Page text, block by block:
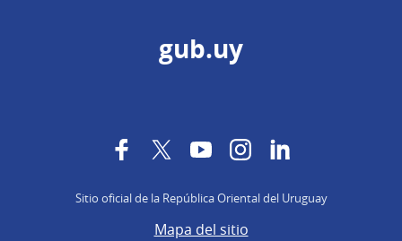
gub.uy
FacebookTwitterYouTubeInstagram
Sitio oficial de la República Oriental del Uruguay
Mapa del sitio